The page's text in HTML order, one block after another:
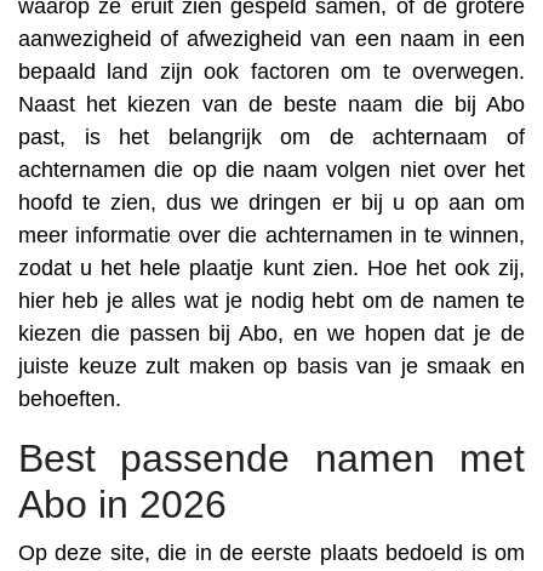
waarop ze eruit zien gespeld samen, of de grotere
aanwezigheid of afwezigheid van een naam in een
bepaald land zijn ook factoren om te overwegen.
Naast het kiezen van de beste naam die bij Abo
past, is het belangrijk om de achternaam of
achternamen die op die naam volgen niet over het
hoofd te zien, dus we dringen er bij u op aan om
meer informatie over die achternamen in te winnen,
zodat u het hele plaatje kunt zien. Hoe het ook zij,
hier heb je alles wat je nodig hebt om de namen te
kiezen die passen bij Abo, en we hopen dat je de
juiste keuze zult maken op basis van je smaak en
behoeften.
Best passende namen met
Abo in 2026
Op deze site, die in de eerste plaats bedoeld is om